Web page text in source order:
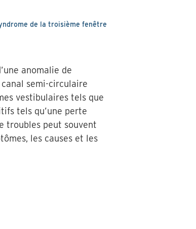
de la troisième fenêtre
anomalie de
semi-circulaire
vestibulaires tels que
tels qu’une perte
troubles peut souvent
les causes et les